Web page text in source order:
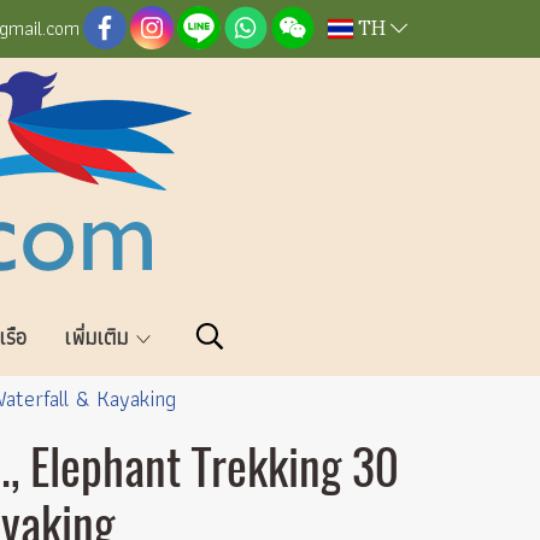
TH
อ
เพิ่มเติม
& Kayaking
Elephant Trekking 30